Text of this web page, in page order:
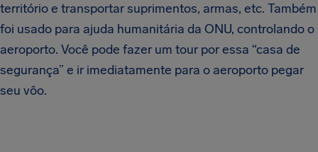
território e transportar suprimentos, armas, etc. Também
foi usado para ajuda humanitária da ONU, controlando o
aeroporto. Você pode fazer um tour por essa “casa de
segurança” e ir imediatamente para o aeroporto pegar
seu vôo.